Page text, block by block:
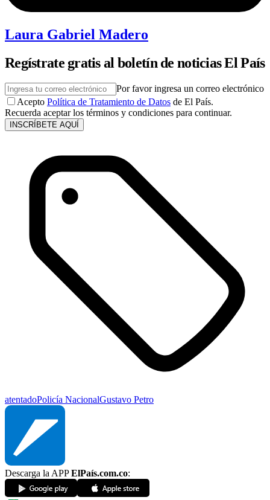
Laura Gabriel Madero
Regístrate gratis al boletín de noticias El País
Por favor ingresa un correo electrónico
Acepto Política de Tratamiento de Datos de El País.
Recuerda aceptar los términos y condiciones para continuar.
INSCRÍBETE AQUÍ
atentadoPolicía NacionalGustavo Petro
Descarga la APPElPaís.com.co: